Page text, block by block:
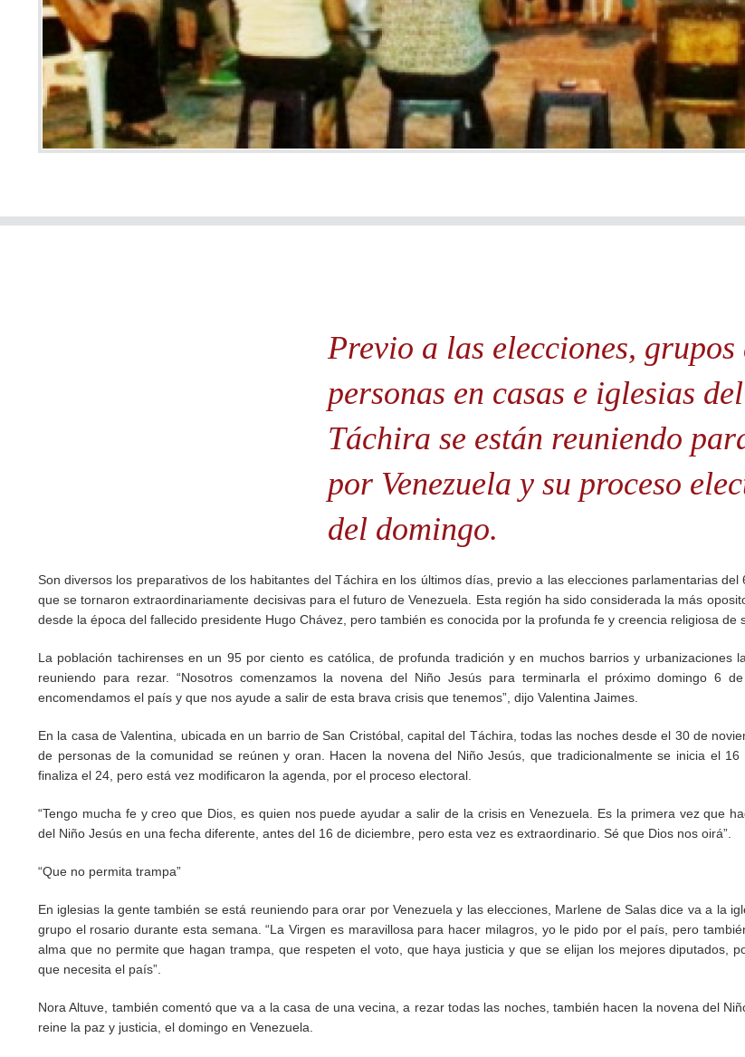
Previo a las elecciones, grupos
personas en casas e iglesias del
Táchira se están reuniendo
por Venezuela y su proceso
del domingo.
Son diversos los preparativos de los habitantes del Táchira en los últimos días, previo a las elecciones parlamentarias del
que se tornaron extraordinariamente decisivas para el futuro de Venezuela. Esta región ha sido considerada la más
desde la época del fallecido presidente Hugo Chávez, pero también es conocida por la profunda fe y creencia religiosa de
La población tachirenses en un 95 por ciento es católica, de profunda tradición y en muchos barrios y urbanizaciones
reuniendo para rezar. “Nosotros comenzamos la novena del Niño Jesús para terminarla el próximo domingo 6
encomendamos el país y que nos ayude a salir de esta brava crisis que tenemos”, dijo Valentina Jaimes.
En la casa de Valentina, ubicada en un barrio de San Cristóbal, capital del Táchira, todas las noches desde el 30 de
de personas de la comunidad se reúnen y oran. Hacen la novena del Niño Jesús, que tradicionalmente se inicia el 16
finaliza el 24, pero está vez modificaron la agenda, por el proceso electoral.
“Tengo mucha fe y creo que Dios, es quien nos puede ayudar a salir de la crisis en Venezuela. Es la primera vez que
del Niño Jesús en una fecha diferente, antes del 16 de diciembre, pero esta vez es extraordinario. Sé que Dios nos oirá”.
“Que no permita trampa”
En iglesias la gente también se está reuniendo para orar por Venezuela y las elecciones, Marlene de Salas dice va a la
grupo el rosario durante esta semana. “La Virgen es maravillosa para hacer milagros, yo le pido por el país, pero
alma que no permite que hagan trampa, que respeten el voto, que haya justicia y que se elijan los mejores diputados,
que necesita el país”.
Nora Altuve, también comentó que va a la casa de una vecina, a rezar todas las noches, también hacen la novena del
reine la paz y justicia, el domingo en Venezuela.